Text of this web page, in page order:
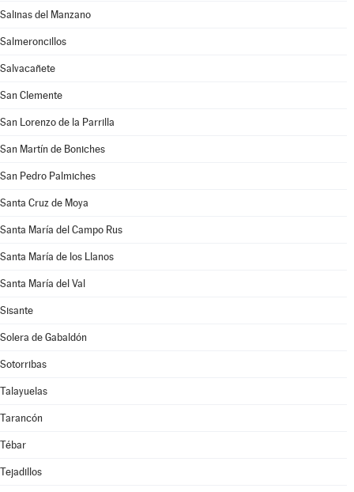
Salinas del Manzano
Salmeroncillos
Salvacañete
San Clemente
San Lorenzo de la Parrilla
San Martín de Boniches
San Pedro Palmiches
Santa Cruz de Moya
Santa María del Campo Rus
Santa María de los Llanos
Santa María del Val
Sisante
Solera de Gabaldón
Sotorribas
Talayuelas
Tarancón
Tébar
Tejadillos